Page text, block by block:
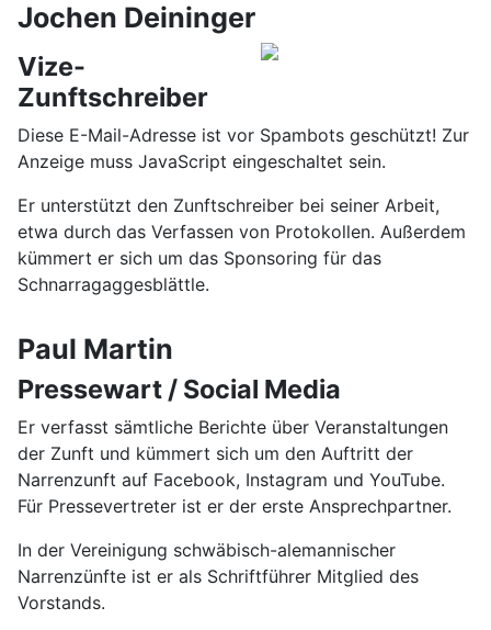
Jochen Deininger
Vize-
Zunftschreiber
Diese E-Mail-Adresse ist vor Spambots geschützt! Zur
Anzeige muss JavaScript eingeschaltet sein.
Er unterstützt den Zunftschreiber bei seiner Arbeit,
etwa durch das Verfassen von Protokollen. Außerdem
kümmert er sich um das Sponsoring für das
Schnarragaggesblättle.
Paul Martin
Pressewart / Social Media
Er verfasst sämtliche Berichte über Veranstaltungen
der Zunft und kümmert sich um den Auftritt der
Narrenzunft auf Facebook, Instagram und YouTube.
Für Pressevertreter ist er der erste Ansprechpartner.
In der Vereinigung schwäbisch-alemannischer
Narrenzünfte ist er als Schriftführer Mitglied des
Vorstands.